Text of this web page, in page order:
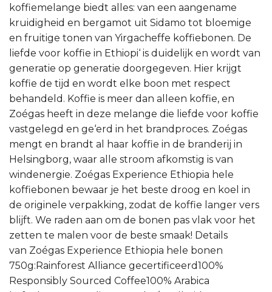
koffiemelange biedt alles: van een aangename
kruidigheid en bergamot uit Sidamo tot bloemige
en fruitige tonen van Yirgacheffe koffiebonen. De
liefde voor koffie in Ethiopi‘ is duidelijk en wordt van
generatie op generatie doorgegeven. Hier krijgt
koffie de tijd en wordt elke boon met respect
behandeld. Koffie is meer dan alleen koffie, en
Zoégas heeft in deze melange die liefde voor koffie
vastgelegd en ge‘erd in het brandproces. Zoégas
mengt en brandt al haar koffie in de branderij in
Helsingborg, waar alle stroom afkomstig is van
windenergie. Zoégas Experience Ethiopia hele
koffiebonen bewaar je het beste droog en koel in
de originele verpakking, zodat de koffie langer vers
blijft. We raden aan om de bonen pas vlak voor het
zetten te malen voor de beste smaak! Details
van Zoégas Experience Ethiopia hele bonen
750g:Rainforest Alliance gecertificeerd100%
Responsibly Sourced Coffee100% Arabica